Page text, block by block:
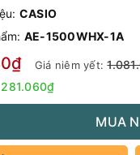
CASIO
AE-1500WHX-1A
Giá niêm yết:
281.060₫
MUA